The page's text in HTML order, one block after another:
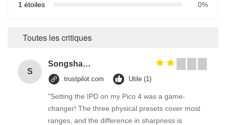
1 étoiles
0%
Toutes les critiques
S
Songshang
trustpilot.com Utile (1)
"Setting the IPD on my Pico 4 was a game-
changer! The three physical presets cover most
ranges, and the difference in sharpness is